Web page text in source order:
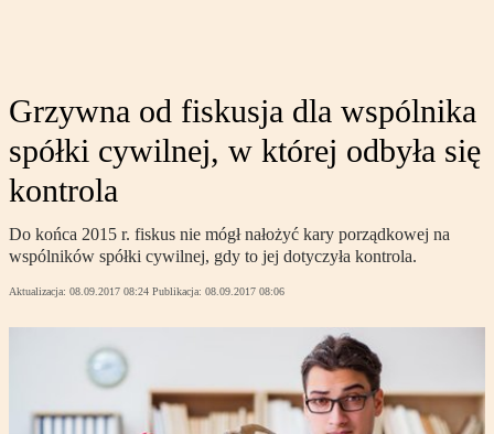
Grzywna od fiskusja dla wspólnika
spółki cywilnej, w której odbyła się
kontrola
Do końca 2015 r. fiskus nie mógł nałożyć kary porządkowej na
wspólników spółki cywilnej, gdy to jej dotyczyła kontrola.
Aktualizacja: 08.09.2017 08:24 Publikacja: 08.09.2017 08:06